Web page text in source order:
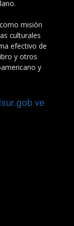
misión
culturales
efectivo de
y otros
y